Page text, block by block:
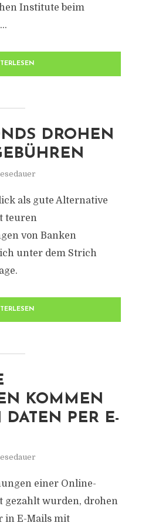
Institute beim
DROHEN
als gute Alternative
teuren
von Banken
unter dem Strich
KOMMEN
DATEN PER E-
einer Online-
gezahlt wurden, drohen
in E-Mails mit